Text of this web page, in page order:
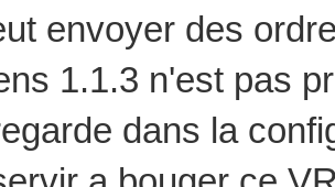
envoyer des
1.1.3 n'est pas
dans la